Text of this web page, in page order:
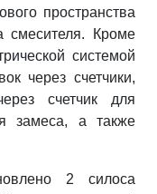
пространства
смесителя. Кроме
системой
через счетчики,
счетчик для
замеса, а также
2 силоса